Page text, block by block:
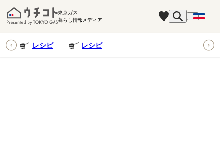
東京ガス
暮らし情報メディア
レシピ レシピ